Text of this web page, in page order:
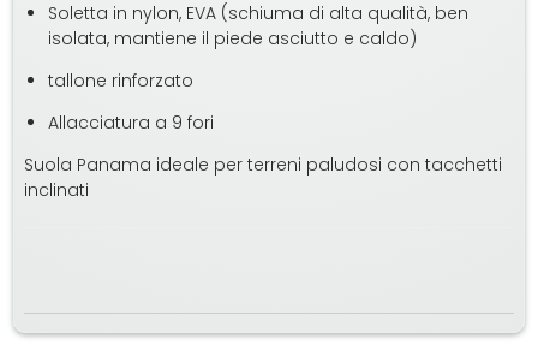
Soletta in nylon, EVA (schiuma di alta qualità, ben
isolata, mantiene il piede asciutto e caldo)
tallone rinforzato
Allacciatura a 9 fori
Suola Panama ideale per terreni paludosi con tacchetti
inclinati